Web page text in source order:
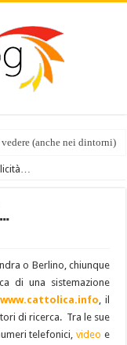
(anche nei dintorni)
o Berlino, chiunque
di una sistemazione
www.cattolica.info, il
di ricerca. Tra le sue
telefonici,video e